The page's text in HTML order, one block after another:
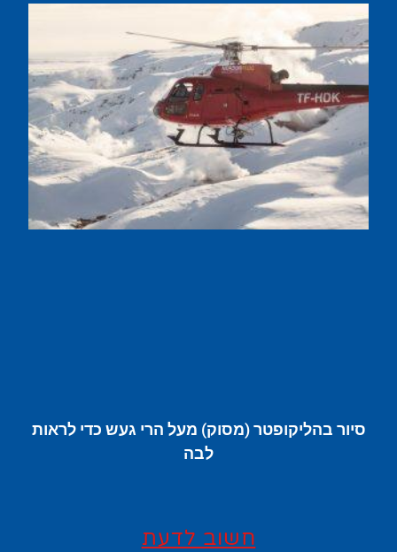
סיור בהליקופטר (מסוק) מעל הרי געש כדי לראות
לבה
חשוב לדעת